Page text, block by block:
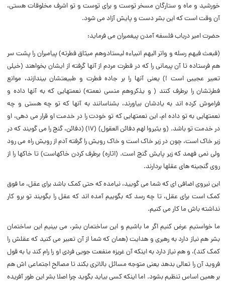
خورشید و ماه و ستارگان مسخر توست و براى توست و تو اشرف مخلوقات هستى،
آن وقت است که این بشر دست و پایش آزاد مى شود.
حضرت امیر درباب فلسفه آمدن پیغمبران مى فرماید:
(‌فبعث فیهم رسله و واتر الیهم انبیاءه لیستادوهم میثاق فطرته) پیامبران را پشت سر
هم فرستاده تا آن پیمانى را که در فطرت مردم از آنها گرفته از ایشان بخواهند (‌خیلى
تعبیر عجیبى است !) یعنى آنها را بر جاده فطرت و طبیعتشان بیندازند، موانع
فطرتشان را برطرف کنند (‌ و یذکروهم منسى نعمته) نعمتهایى که به آنها داده و
فراموش کرده اند به یادشان بیاورند، بشناسانند به آنها که تو چه هستى و چه
نعمتهایى به تو داده ام، این نعمتهایى که تو خودت را در خدمت او قرار مى دهى، او
در خدمت تو باشد. (‌و یثیروا لهم دفائن العقول) (‌۱۷) (‌دفائن، گنج را مى گویند که در
زیر خاک است، چون در زیر خاک است و خاک رویش را گرفته آدم از رویش راه مى رود
ولى نمى فهمد که زیر پایش گنج است. (‌اثاره) برطرف کردن خاکهاست) تا خاکها را از
روى گنجینه هاى عقلها بردارند.
این نیروى اضافى اى که شما مى گویید، نیامده که حتى کمک باشد براى عقل، ما فوق
کمک است براى عقل، تا چه رسد که بگوییم آمده اند که عقل را بگویند تو برو کار
نداشته باش ما کار مى کنیم.
ما خواستیم عرض کنیم اگر ما باشیم و این ساختمان بشر، مى بینیم این ساختمان
بشر هم نیاز دارد به رهبرى و هدایت (‌همان که شما از آن تعبیر مى کنید که عقلش را
کمک کند)، و هم نیاز دارد به اینکه آن غریزه منفعت جویى فردى او را رام کند یا به قول
فروید آن را تعالى بدهد یعنى متوجه مسائل بالاترى بکند تا مصالح اجتماعى اش هم
بر همین اساس تنظیم بشود. اما اینکه کسى بیاید بگوید چرا اصلا بشر این طور آفریده